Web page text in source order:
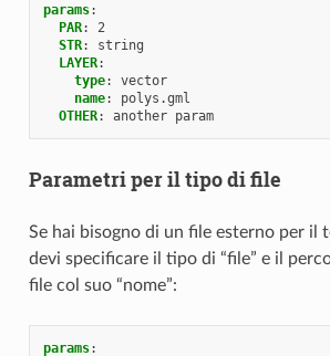
params:
PAR:
2
STR:
string
LAYER:
type:
vector
name:
polys.gml
OTHER: another param
Parametri per il tipo di file
Se hai bisogno di un file esterno per il
devi specificare il tipo di “file” e il
file col suo “nome”:
params: